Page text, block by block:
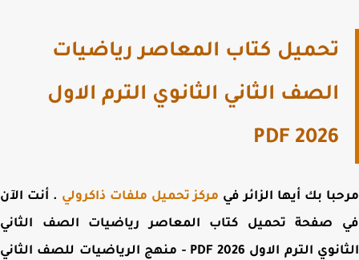
تحميل كتاب المعاصر رياضيات
الصف الثاني الثانوي الترم الاول
2026 PDF
بك أيها الزائر فيمركز تحميل ملفات ذاكرولي. أنت الآن
صفحةتحميلكتاب المعاصر رياضيات الصف الثاني
الثانوي الترم الاول 2026 PDF - منهج الرياضيات للصف الثاني